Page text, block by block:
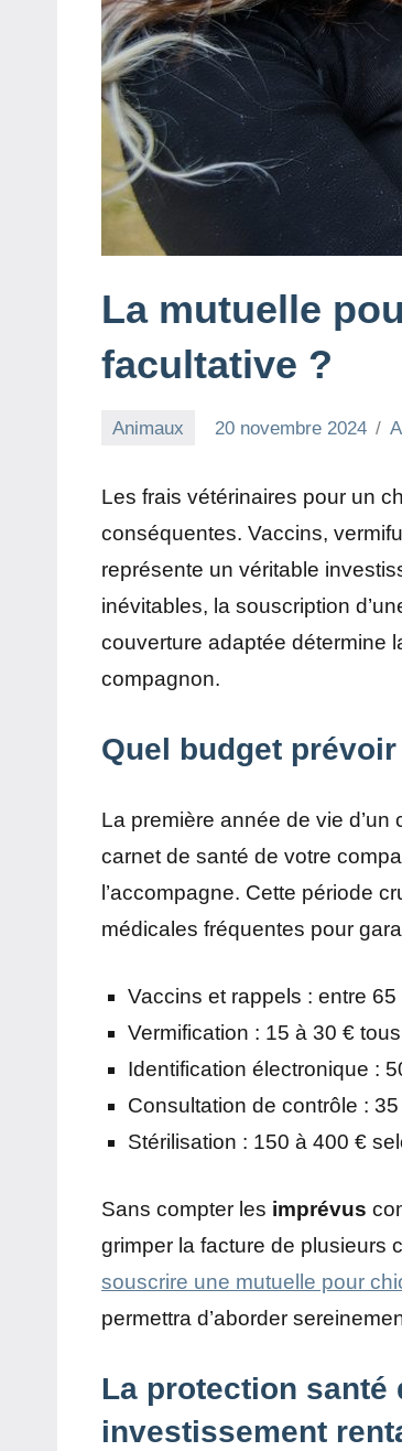
La mutuelle
facultative ?
Animaux 20 novembre 2024
Les frais vétérinaires pour un
conséquentes. Vaccins,
représente un véritable
inévitables, la souscription
couverture adaptée détermine
compagnon.
Quel budget
La première année de vie
carnet de santé de votre
l’accompagne. Cette période
médicales fréquentes pour
Vaccins et rappels : entre
Vermification : 15 à 30 €
Identification électronique :
Consultation de contrôle :
Stérilisation : 150 à 400 €
Sans compter les imprévus
grimper la facture de plusieurs
souscrire une mutuelle pour
permettra d’aborder
La protection santé
investissement